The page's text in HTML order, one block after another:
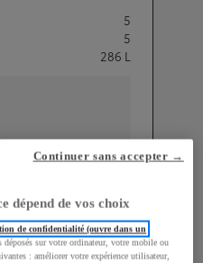
5
5
286 L
dépend de vos choix
de confidentialité (ouvre dans un
déposés sur votre ordinateur, votre mobile ou
: améliorer votre expérience utilisateur,
Continuer sans accepter →